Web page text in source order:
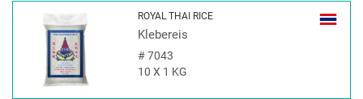
ROYAL THAI RICE
Klebereis
#7043
10 X 1 KG